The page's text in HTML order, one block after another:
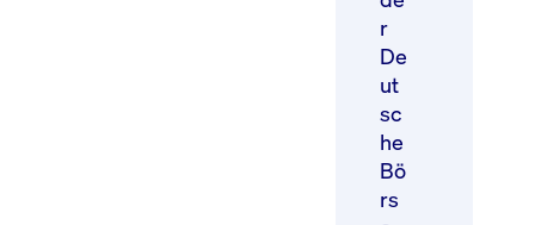
r
De
ut
sc
he
Bö
rs